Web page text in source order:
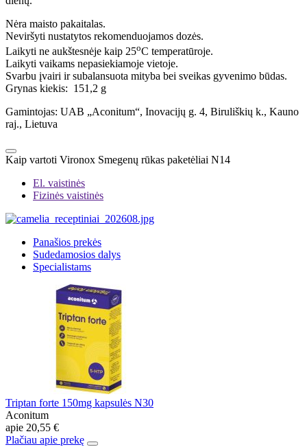
Nėra maisto pakaitalas.
Neviršyti nustatytos rekomenduojamos dozės.
Laikyti ne aukštesnėje kaip 25oC temperatūroje.
Laikyti vaikams nepasiekiamoje vietoje.
Svarbu įvairi ir subalansuota mityba bei sveikas gyvenimo būdas.
Grynas kiekis: 151,2 g
Gamintojas: UAB „Aconitum“, Inovacijų g. 4, Biruliškių k., Kauno
raj., Lietuva
Kaip vartoti Vironox Smegenų rūkas paketėliai N14
El. vaistinės
Fizinės vaistinės
Panašios prekės
Sudedamosios dalys
Specialistams
Triptan forte 150mg kapsulės N30
Aconitum
apie 20,55 €
Plačiau apie prekę